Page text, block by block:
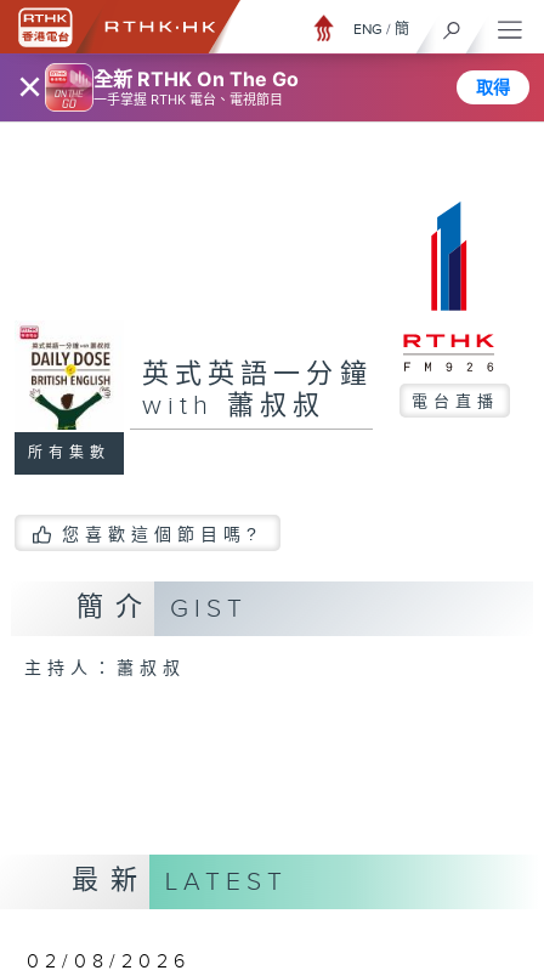
× 全新 RTHK On The Go
一手掌握 RTHK 電台、電視節目
取得
ENG / 簡
所有集數
英式英語一分鐘
with 蕭叔叔
電台直播
您喜歡這個節目嗎?
簡介 GIST
主持人：蕭叔叔
最新 LATEST
02/08/2026